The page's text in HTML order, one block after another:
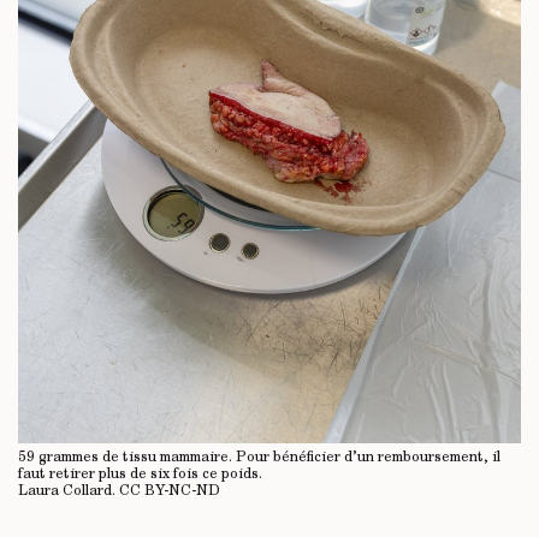
59 grammes de tissu mammaire. Pour bénéficier d’un remboursement, il
faut retirer plus de six fois ce poids.
Laura Collard. CC BY-NC-ND